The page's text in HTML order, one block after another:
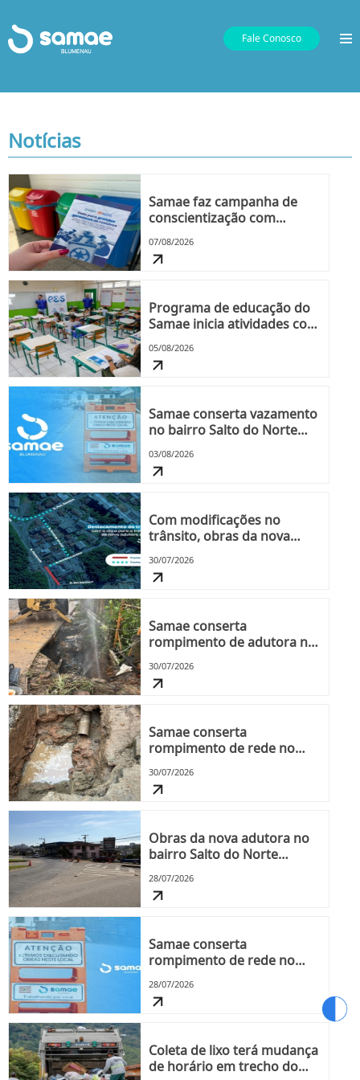
Fale Conosco
Notícias
Samae faz campanha de
conscientização com
resíduos a partir da
próxima segunda-feira, dia
07/08/2026
Programa de educação do
Samae inicia atividades com
nesta quinta-feira, dia 6
05/08/2026
Samae conserta vazamento
no bairro Salto do Norte
03/08/2026
Com modificações no
trânsito, obras da nova
iniciam nesta sexta-feira,
dia 31
30/07/2026
Samae conserta
rompimento de adutora no
quinta-feira, dia 30
30/07/2026
Samae conserta
rompimento de rede no
quinta-feira, dia 30
30/07/2026
Obras da nova adutora no
bairro Salto do Norte
impactam o trânsito na
região
28/07/2026
Samae conserta
rompimento de rede no
terça-feira, dia 28
28/07/2026
Coleta de lixo terá mudança
de horário em trecho do